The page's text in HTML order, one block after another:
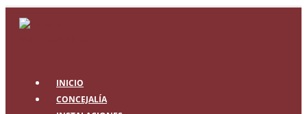
INICIO
CONCEJALÍA